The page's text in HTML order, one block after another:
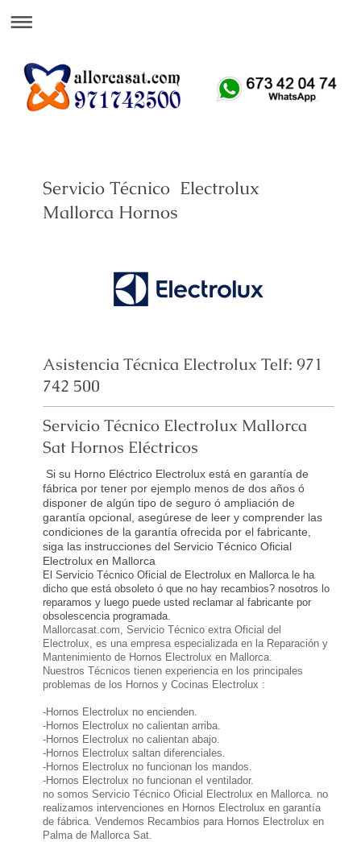
Servicio Técnico Electrolux
Mallorca Hornos
Asistencia Técnica Electrolux Telf: 971
742 500
Servicio Técnico Electrolux Mallorca
Sat Hornos Eléctricos
Si su Horno Eléctrico Electrolux está en garantía de
fábrica por tener por ejemplo menos de dos años ó
disponer de algún tipo de seguro ó ampliación de
garantía opcional, asegúrese de leer y comprender las
condiciones de la garantía ofrecida por el fabricante,
siga las instrucciones del Servicio Técnico Oficial
Electrolux en Mallorca
El Servicio Técnico Oficial de Electrolux en Mallorca le ha
dicho que está obsoleto ó que no hay recambios? nosotros lo
reparamos y luego puede usted reclamar al fabricante por
obsolescencia programada.
Mallorcasat.com, Servicio Técnico extra Oficial del
Electrolux, es una empresa especializada en la Reparación y
Mantenimiento de Hornos Electrolux en Mallorca.
Nuestros Técnicos tienen experiencia en los principales
problemas de los Hornos y Cocinas Electrolux :
-Hornos Electrolux no encienden.
-Hornos Electrolux no calientan arriba.
-Hornos Electrolux no calientan abajo.
-Hornos Electrolux saltan diferenciales.
-Hornos Electrolux no funcionan los mandos.
-Hornos Electrolux no funcionan el ventilador.
no somos Servicio Técnico Oficial Electrolux en Mallorca. no
realizamos intervenciones en Hornos Electrolux en garantía
de fábrica. Vendemos Recambios para Hornos Electrolux en
Palma de Mallorca Sat.